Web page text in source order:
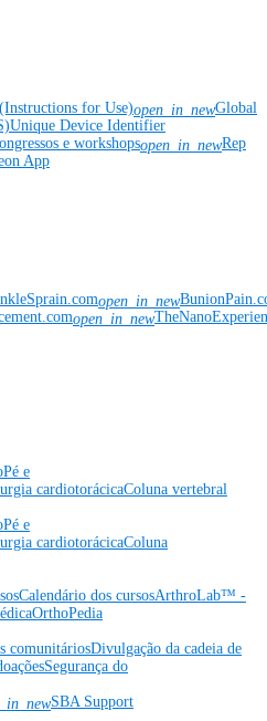
for Use)open_in_newGlobal
Unique Device Identifier
e workshopsopen_in_newRep
App
open_in_new
open_in_new
Pé e
cardiotorácicaColuna vertebral
Pé e
cardiotorácicaColuna
Calendário dos cursosArthroLab™ -
OrthoPedia
comunitáriosDivulgação da cadeia de
Segurança do
SBA Support